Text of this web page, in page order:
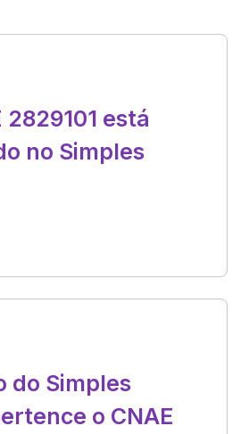
2829101 está
no Simples
do Simples
o CNAE